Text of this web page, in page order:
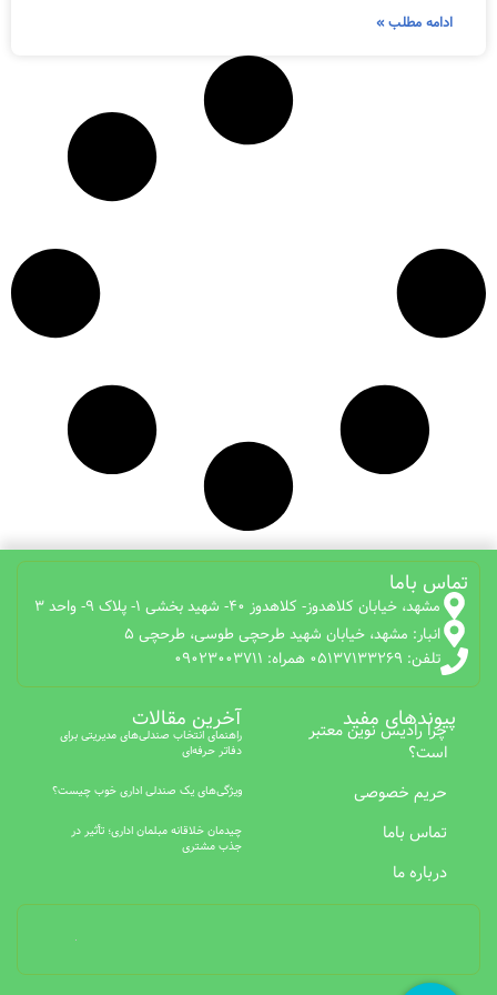
ادامه مطلب »
تماس باما
مشهد، خیابان کلاهدوز- کلاهدوز 40- شهید بخشی 1- پلاک 9- واحد 3
انبار: مشهد، خیابان شهید طرحچی طوسی، طرحچی 5
تلفن: 05137133269 همراه: 09023003711
پیوندهای مفید
چرا رادیس نوین معتبر
است؟
حریم خصوصی
تماس باما
درباره ما
آخرین مقالات
راهنمای انتخاب صندلی‌های مدیریتی برای
دفاتر حرفه‌ای
ویژگی‌های یک صندلی اداری خوب چیست؟
چیدمان خلاقانه مبلمان اداری؛ تأثیر در
جذب مشتری